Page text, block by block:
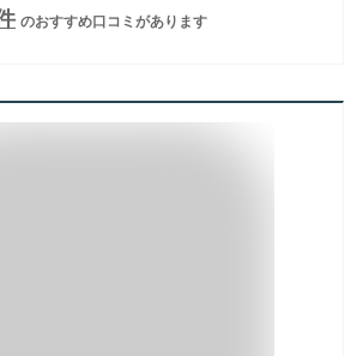
のおすすめ口コミがあります